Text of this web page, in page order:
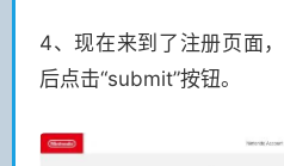
4、现在来到了注册页面
后点击“submit”按钮。